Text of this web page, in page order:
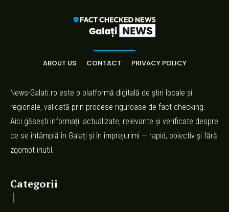
ABOUT US CONTACT PRIVACY POLICY
News-Galati.ro este o platformă digitală de știri locale și
regionale, validată prin procese riguroase de fact-checking.
Aici găsești informații actualizate, relevante și verificate despre
ce se întâmplă în Galați și în împrejurimi — rapid, obiectiv și fără
zgomot inutil.
Categorii